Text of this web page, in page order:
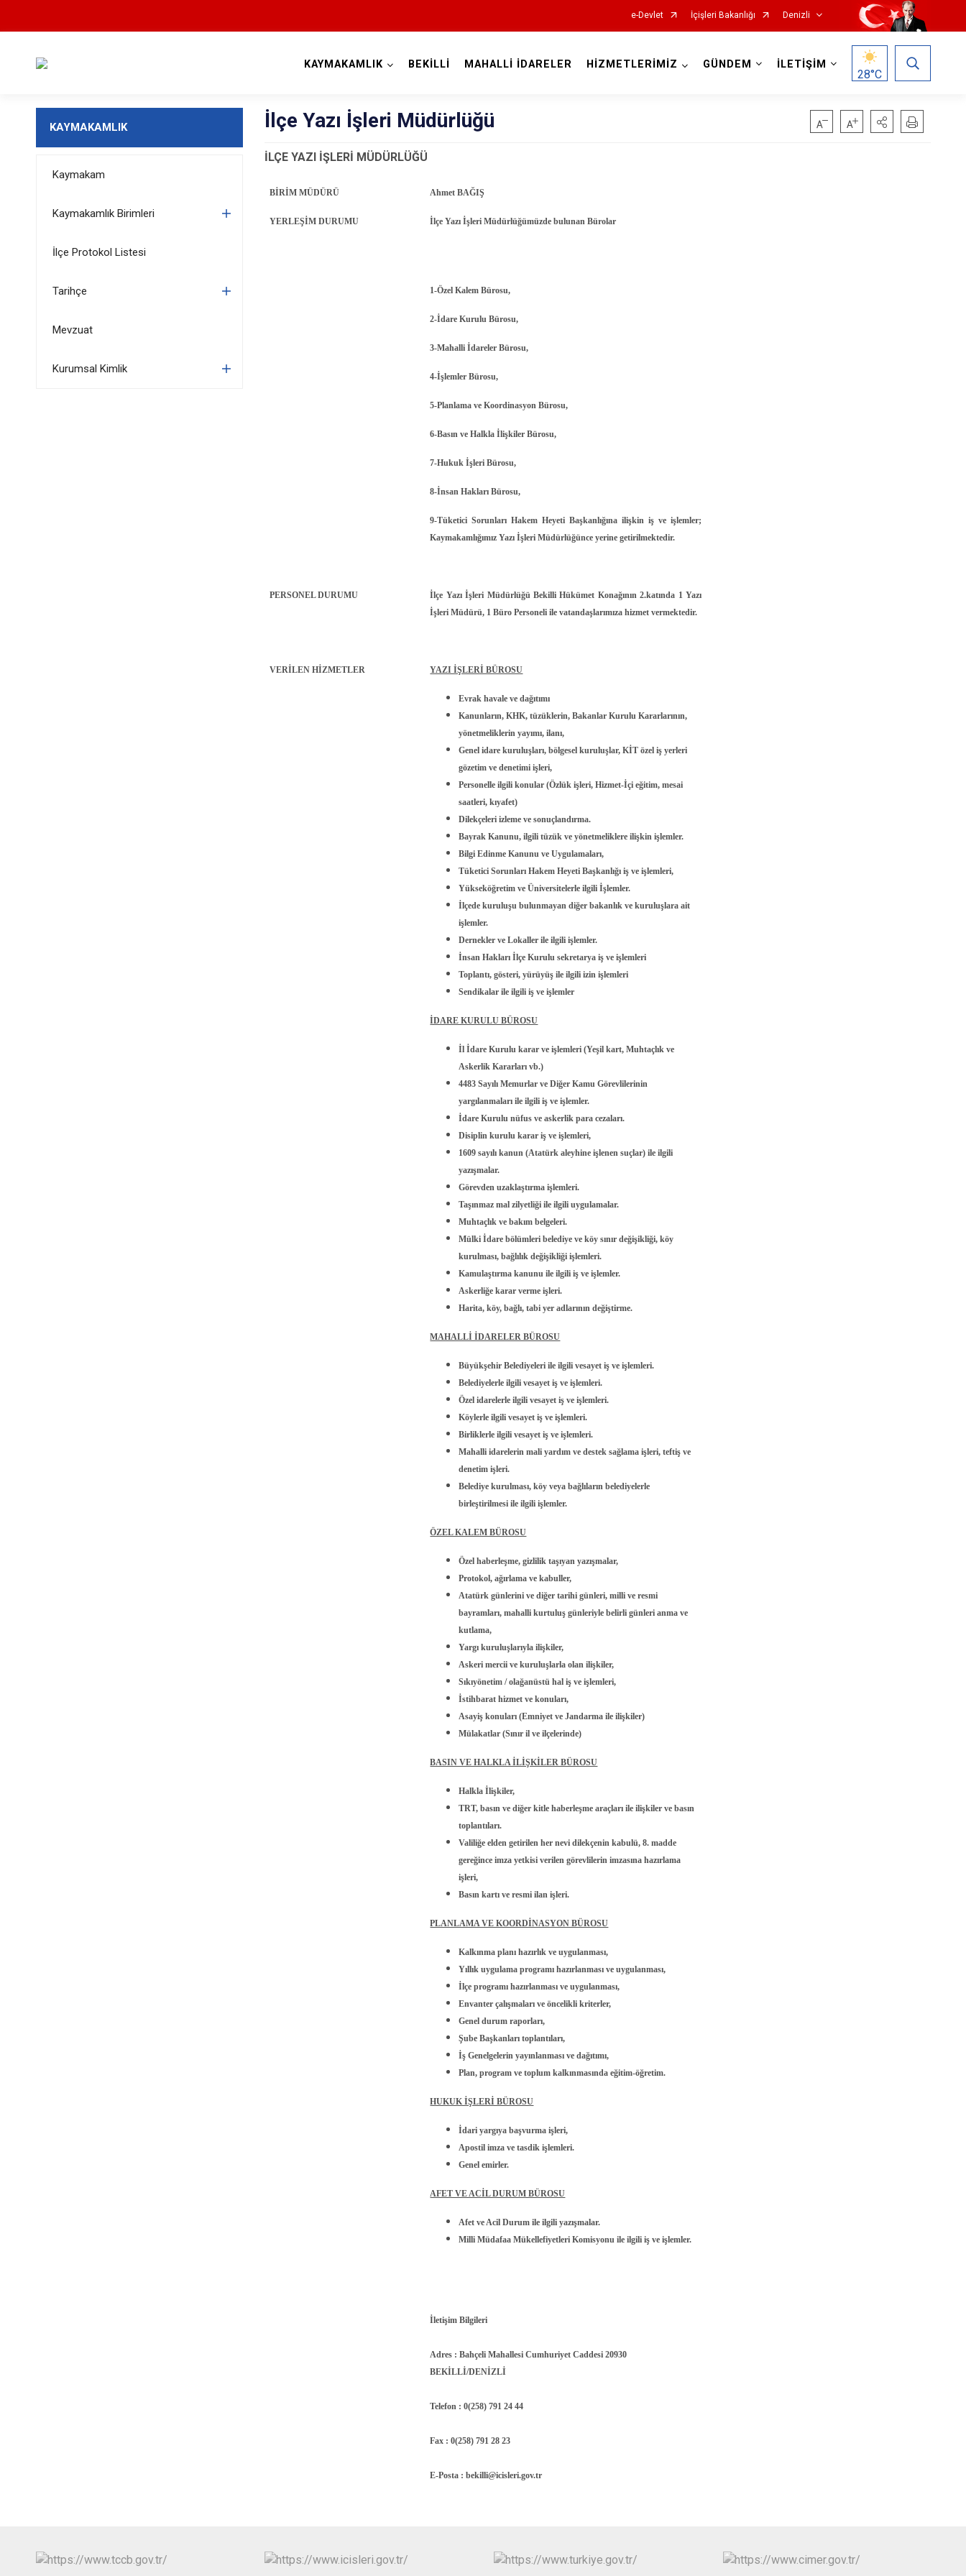
e-Devlet İçişleri Bakanlığı Denizli
KAYMAKAMLIK BEKİLLİ MAHALLİ İDARELER HİZMETLERİMİZ GÜNDEM İLETİŞİM
28°C
KAYMAKAMLIK
Kaymakam
Kaymakamlık Birimleri
İlçe Protokol Listesi
Tarihçe
Mevzuat
Kurumsal Kimlik
İlçe Yazı İşleri Müdürlüğü
İLÇE YAZI İŞLERİ MÜDÜRLÜĞÜ
BİRİM MÜDÜRÜ Ahmet BAĞIŞ
YERLEŞİM DURUMU İlçe Yazı İşleri Müdürlüğümüzde bulunan Bürolar
1-Özel Kalem Bürosu,
2-İdare Kurulu Bürosu,
3-Mahalli İdareler Bürosu,
4-İşlemler Bürosu,
5-Planlama ve Koordinasyon Bürosu,
6-Basın ve Halkla İlişkiler Bürosu,
7-Hukuk İşleri Bürosu,
8-İnsan Hakları Bürosu,
9-Tüketici Sorunları Hakem Heyeti Başkanlığına ilişkin iş ve işlemler;
Kaymakamlığımız Yazı İşleri Müdürlüğünce yerine getirilmektedir.
PERSONEL DURUMU
İlçe Yazı İşleri Müdürlüğü Bekilli Hükümet Konağının 2.katında 1 Yazı
İşleri Müdürü, 1 Büro Personeli ile vatandaşlarımıza hizmet vermektedir.
VERİLEN HİZMETLER YAZI İŞLERİ BÜROSU
Evrak havale ve dağıtımı
Kanunların, KHK, tüzüklerin, Bakanlar Kurulu Kararlarının,
yönetmeliklerin yayımı, ilanı,
Genel idare kuruluşları, bölgesel kuruluşlar, KİT özel iş yerleri
gözetim ve denetimi işleri,
Personelle ilgili konular (Özlük işleri, Hizmet-İçi eğitim, mesai
saatleri, kıyafet)
Dilekçeleri izleme ve sonuçlandırma.
Bayrak Kanunu, ilgili tüzük ve yönetmeliklere ilişkin işlemler.
Bilgi Edinme Kanunu ve Uygulamaları,
Tüketici Sorunları Hakem Heyeti Başkanlığı iş ve işlemleri,
Yükseköğretim ve Üniversitelerle ilgili İşlemler.
İlçede kuruluşu bulunmayan diğer bakanlık ve kuruluşlara ait
işlemler.
Dernekler ve Lokaller ile ilgili işlemler.
İnsan Hakları İlçe Kurulu sekretarya iş ve işlemleri
Toplantı, gösteri, yürüyüş ile ilgili izin işlemleri
Sendikalar ile ilgili iş ve işlemler
İDARE KURULU BÜROSU
İl İdare Kurulu karar ve işlemleri (Yeşil kart, Muhtaçlık ve
Askerlik Kararları vb.)
4483 Sayılı Memurlar ve Diğer Kamu Görevlilerinin
yargılanmaları ile ilgili iş ve işlemler.
İdare Kurulu nüfus ve askerlik para cezaları.
Disiplin kurulu karar iş ve işlemleri,
1609 sayılı kanun (Atatürk aleyhine işlenen suçlar) ile ilgili
yazışmalar.
Görevden uzaklaştırma işlemleri.
Taşınmaz mal zilyetliği ile ilgili uygulamalar.
Muhtaçlık ve bakım belgeleri.
Mülki İdare bölümleri belediye ve köy sınır değişikliği, köy
kurulması, bağlılık değişikliği işlemleri.
Kamulaştırma kanunu ile ilgili iş ve işlemler.
Askerliğe karar verme işleri.
Harita, köy, bağlı, tabi yer adlarının değiştirme.
MAHALLİ İDARELER BÜROSU
Büyükşehir Belediyeleri ile ilgili vesayet iş ve işlemleri.
Belediyelerle ilgili vesayet iş ve işlemleri.
Özel idarelerle ilgili vesayet iş ve işlemleri.
Köylerle ilgili vesayet iş ve işlemleri.
Birliklerle ilgili vesayet iş ve işlemleri.
Mahalli idarelerin mali yardım ve destek sağlama işleri, teftiş ve
denetim işleri.
Belediye kurulması, köy veya bağlıların belediyelerle
birleştirilmesi ile ilgili işlemler.
ÖZEL KALEM BÜROSU
Özel haberleşme, gizlilik taşıyan yazışmalar,
Protokol, ağırlama ve kabuller,
Atatürk günlerini ve diğer tarihi günleri, milli ve resmi
bayramları, mahalli kurtuluş günleriyle belirli günleri anma ve
kutlama,
Yargı kuruluşlarıyla ilişkiler,
Askeri mercii ve kuruluşlarla olan ilişkiler,
Sıkıyönetim / olağanüstü hal iş ve işlemleri,
İstihbarat hizmet ve konuları,
Asayiş konuları (Emniyet ve Jandarma ile ilişkiler)
Mülakatlar (Sınır il ve ilçelerinde)
BASIN VE HALKLA İLİŞKİLER BÜROSU
Halkla İlişkiler,
TRT, basın ve diğer kitle haberleşme araçları ile ilişkiler ve basın
toplantıları.
Valiliğe elden getirilen her nevi dilekçenin kabulü, 8. madde
gereğince imza yetkisi verilen görevlilerin imzasına hazırlama
işleri,
Basın kartı ve resmi ilan işleri.
PLANLAMA VE KOORDİNASYON BÜROSU
Kalkınma planı hazırlık ve uygulanması,
Yıllık uygulama programı hazırlanması ve uygulanması,
İlçe programı hazırlanması ve uygulanması,
Envanter çalışmaları ve öncelikli kriterler,
Genel durum raporları,
Şube Başkanları toplantıları,
İş Genelgelerin yayınlanması ve dağıtımı,
Plan, program ve toplum kalkınmasında eğitim-öğretim.
HUKUK İŞLERİ BÜROSU
İdari yargıya başvurma işleri,
Apostil imza ve tasdik işlemleri.
Genel emirler.
AFET VE ACİL DURUM BÜROSU
Afet ve Acil Durum ile ilgili yazışmalar.
Milli Müdafaa Mükellefiyetleri Komisyonu ile ilgili iş ve işlemler.
İletişim Bilgileri
Adres : Bahçeli Mahallesi Cumhuriyet Caddesi 20930
BEKİLLİ/DENİZLİ
Telefon : 0(258) 791 24 44
Fax : 0(258) 791 28 23
E-Posta : bekilli@icisleri.gov.tr